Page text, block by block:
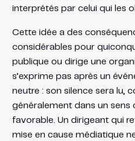
interprétés par celui qui les
Cette idée a des
considérables pour
publique ou dirige une
s’exprime pas après un
neutre : son silence sera lu,
généralement dans un sens
favorable. Un dirigeant qui
mise en cause médiatique